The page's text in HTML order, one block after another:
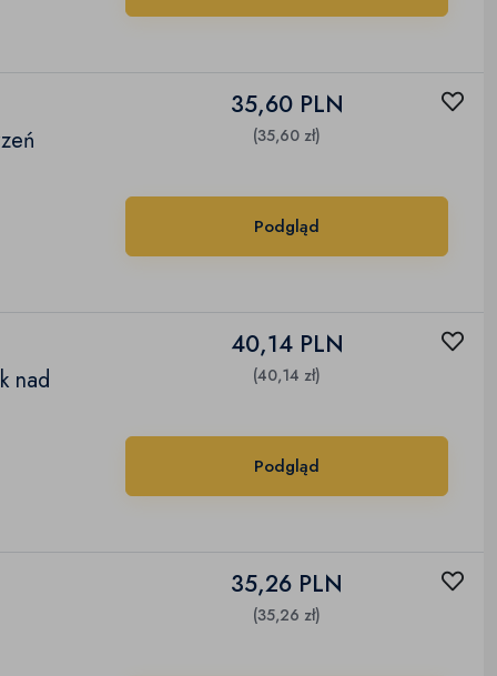
35,60 PLN
(35,60 zł)
Podgląd
nad
40,14 PLN
(40,14 zł)
Podgląd
35,26 PLN
(35,26 zł)